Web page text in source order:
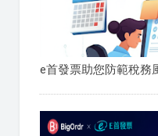
e首發票助您防範稅務